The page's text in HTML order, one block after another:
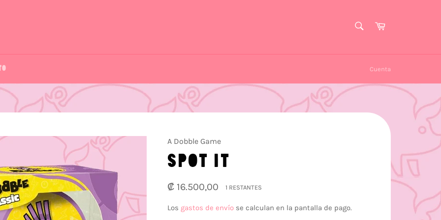
Carrito
Cuenta
A Dobble Game
SPOT IT
Precio
habitual
₡ 16.500,00 1 RESTANTES
Los gastos de envío se calculan en la pantalla de pago.